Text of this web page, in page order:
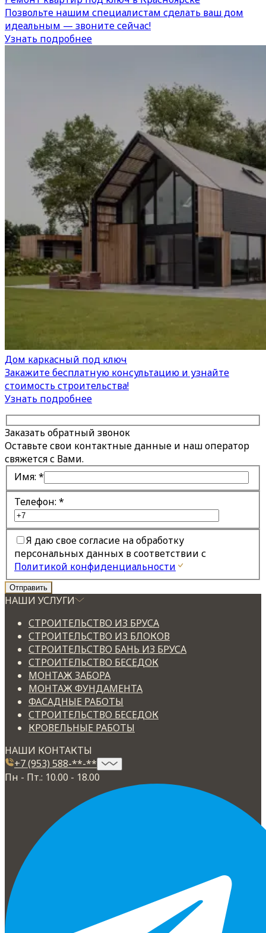
Позвольте нашим специалистам сделать ваш дом
идеальным — звоните сейчас!
Узнать подробнее
Дом каркасный под ключ
Закажите бесплатную консультацию и узнайте
стоимость строительства!
Узнать подробнее
Заказать обратный звонок
Оставьте свои контактные данные и наш оператор
свяжется с Вами.
Имя: *
Телефон: *
Я даю свое согласие на обработку
персональных данных в соответствии с
Политикой конфиденциальности
НАШИ УСЛУГИ
СТРОИТЕЛЬСТВО ИЗ БРУСА
СТРОИТЕЛЬСТВО ИЗ БЛОКОВ
СТРОИТЕЛЬСТВО БАНЬ ИЗ БРУСА
СТРОИТЕЛЬСТВО БЕСЕДОК
МОНТАЖ ЗАБОРА
МОНТАЖ ФУНДАМЕНТА
ФАСАДНЫЕ РАБОТЫ
СТРОИТЕЛЬСТВО БЕСЕДОК
КРОВЕЛЬНЫЕ РАБОТЫ
НАШИ КОНТАКТЫ
+7 (953) 588-**-**
Пн - Пт.: 10.00 - 18.00